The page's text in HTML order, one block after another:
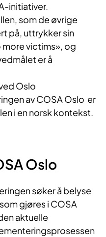
initiativer.
som de øvrige
på, uttrykker sin
victims», og
er å
Oslo
av COSA Oslo er
i en norsk kontekst.
Oslo
søker å belyse
gjøres i COSA
aktuelle